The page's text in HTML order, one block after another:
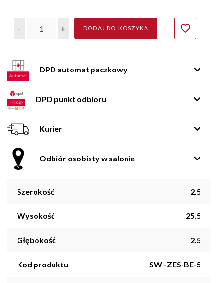
- + DODAJ DO KOSZYKA
DPD automat paczkowy
DPD punkt odbioru
Kurier
Odbiór osobisty w salonie
Szerokość 2.5
Wysokość 25.5
Głębokość 2.5
Kod produktu SWI-ZES-BE-5